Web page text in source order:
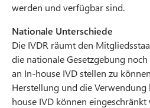
werden und verfügbar sind.
Nationale Unterschiede
Die IVDR räumt den
die nationale Gesetzgebung
an In-house IVD stellen zu
Herstellung und die
house IVD können